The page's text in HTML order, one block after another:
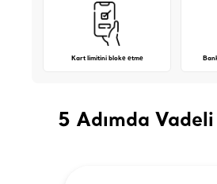
Kart limitini bloke etme
5 Adımda